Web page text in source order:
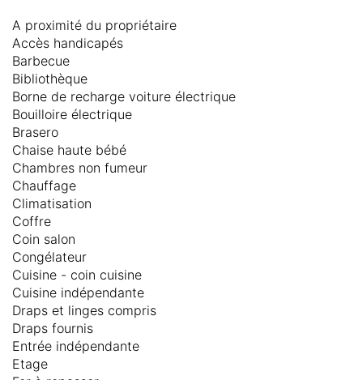
A proximité du propriétaire
Accès handicapés
Barbecue
Bibliothèque
Borne de recharge voiture électrique
Bouilloire électrique
Brasero
Chaise haute bébé
Chambres non fumeur
Chauffage
Climatisation
Coffre
Coin salon
Congélateur
Cuisine - coin cuisine
Cuisine indépendante
Draps et linges compris
Draps fournis
Entrée indépendante
Etage